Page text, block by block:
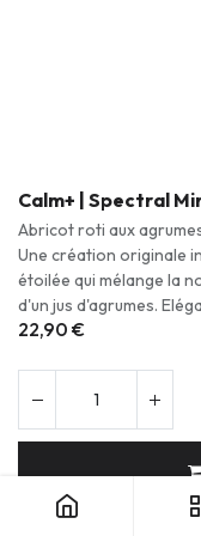
Calm+ | Spectral
Abricot roti aux
Une création originale
étoilée qui mélange la
d'un jus d'agrumes.
22,90 €